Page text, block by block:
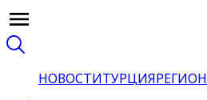
НОВОСТИТУРЦИЯРЕГИОН